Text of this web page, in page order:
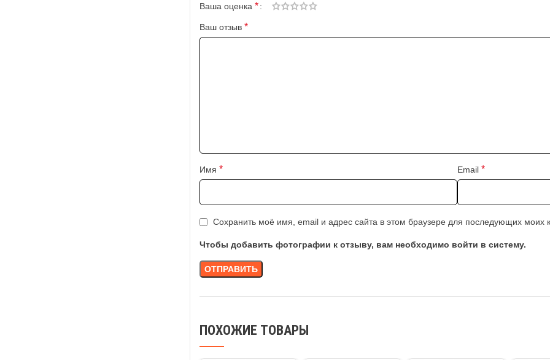
Ваша оценка *
Ваш отзыв *
Имя * Email *
Сохранить моё имя, email и адрес сайта в этом браузере для последующих моих
Чтобы добавить фотографии к отзыву, вам необходимо войти в систему.
ПОХОЖИЕ ТОВАРЫ